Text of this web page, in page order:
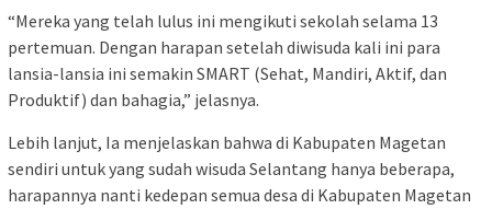
“Mereka yang telah lulus ini mengikuti sekolah selama 13
pertemuan. Dengan harapan setelah diwisuda kali ini para
lansia-lansia ini semakin SMART (Sehat, Mandiri, Aktif, dan
Produktif) dan bahagia,” jelasnya.
Lebih lanjut, Ia menjelaskan bahwa di Kabupaten Magetan
sendiri untuk yang sudah wisuda Selantang hanya beberapa,
harapannya nanti kedepan semua desa di Kabupaten Magetan